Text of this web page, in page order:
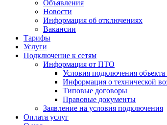
Объявления
Новости
Информация об отключениях
Вакансии
Тарифы
Услуги
Подключение к сетям
Информация от ПТО
Условия подключения
Информация о технической
Типовые договоры
Правовые документы
Заявление на условия подключения
Оплата услуг